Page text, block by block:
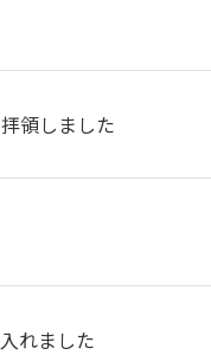
領しました
れました